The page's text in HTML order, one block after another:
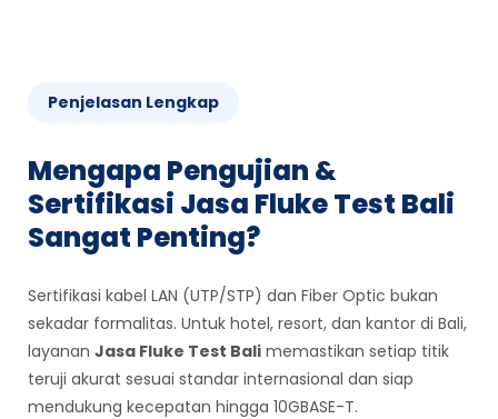
Penjelasan Lengkap
Mengapa Pengujian &
Sertifikasi Jasa Fluke Test Bali
Sangat Penting?
Sertifikasi kabel LAN (UTP/STP) dan Fiber Optic bukan
sekadar formalitas. Untuk hotel, resort, dan kantor di Bali,
layanan Jasa Fluke Test Bali memastikan setiap titik
teruji akurat sesuai standar internasional dan siap
mendukung kecepatan hingga 10GBASE-T.